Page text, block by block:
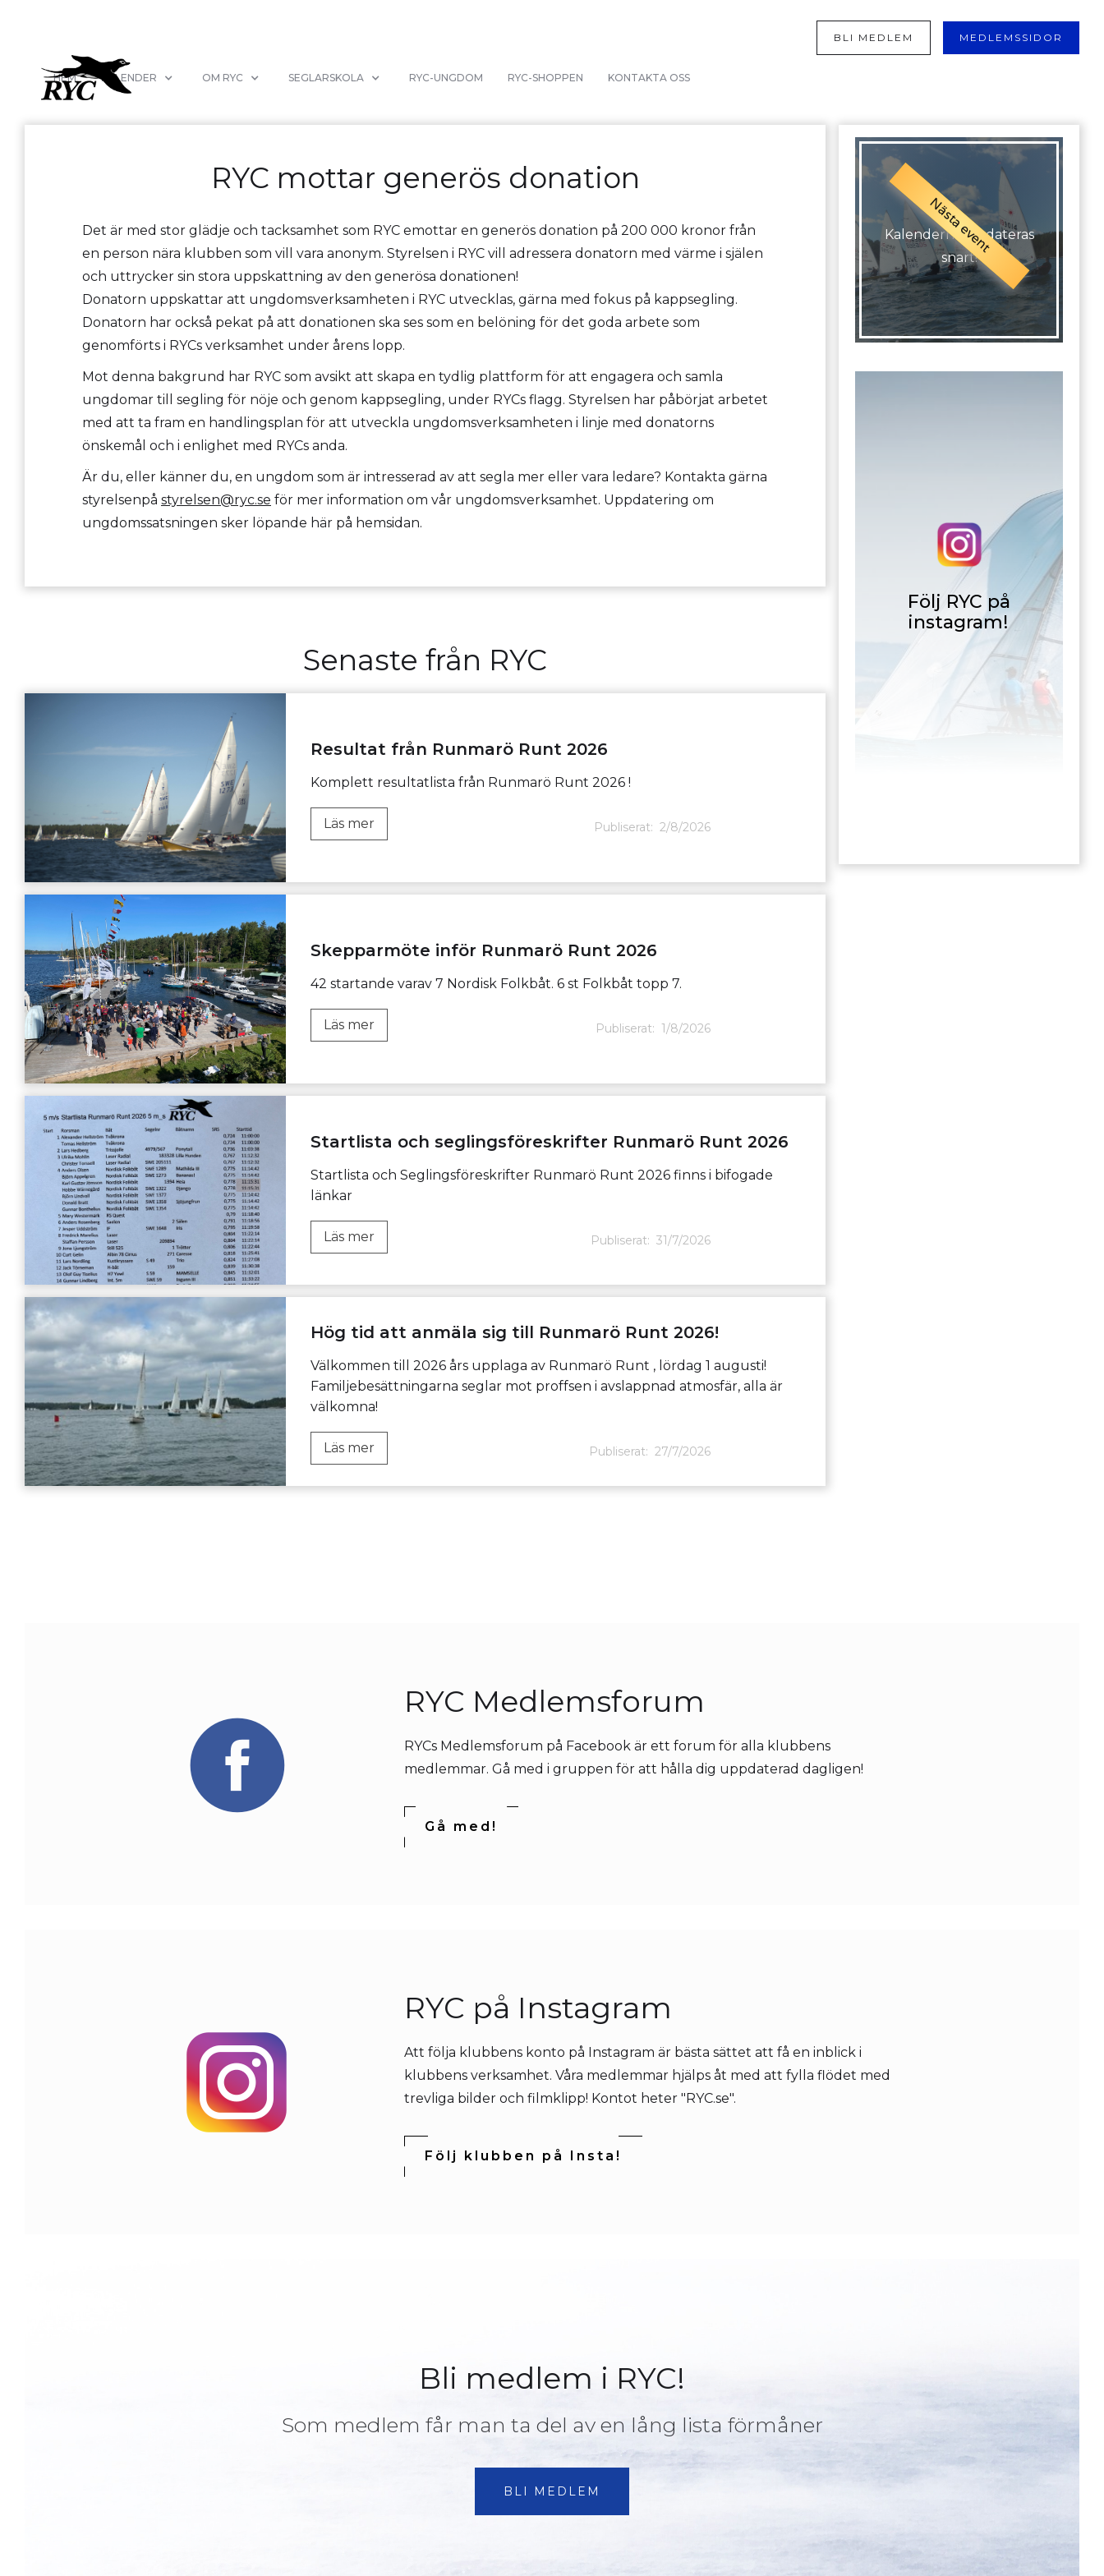
BLI MEDLEM MEDLEMSSIDOR
HEM KALENDER OM RYC SEGLARSKOLA RYC-UNGDOM RYC-SHOPPEN KONTAKTA OSS
RYC mottar generös donation
Det är med stor glädje och tacksamhet som RYC emottar en generös donation på 200 000 kronor från
en person nära klubben som vill vara anonym. Styrelsen i RYC vill adressera donatorn med värme i själen
och uttrycker sin stora uppskattning av den generösa donationen!
Donatorn uppskattar att ungdomsverksamheten i RYC utvecklas, gärna med fokus på kappsegling.
Donatorn har också pekat på att donationen ska ses som en belöning för det goda arbete som
genomförts i RYCs verksamhet under årens lopp.
Mot denna bakgrund har RYC som avsikt att skapa en tydlig plattform för att engagera och samla
ungdomar till segling för nöje och genom kappsegling, under RYCs flagg. Styrelsen har påbörjat arbetet
med att ta fram en handlingsplan för att utveckla ungdomsverksamheten i linje med donatorns
önskemål och i enlighet med RYCs anda.
Är du, eller känner du, en ungdom som är intresserad av att segla mer eller vara ledare? Kontakta gärna
styrelsenpå styrelsen@ryc.se för mer information om vår ungdomsverksamhet. Uppdatering om
ungdomssatsningen sker löpande här på hemsidan.
Nästa event
Kalendern uppdateras
snart!
Följ RYC på
instagram!
Senaste från RYC
Resultat från Runmarö Runt 2026
Komplett resultatlista från Runmarö Runt 2026 !
Läs mer Publiserat: 2/8/2026
Skepparmöte inför Runmarö Runt 2026
42 startande varav 7 Nordisk Folkbåt. 6 st Folkbåt topp 7.
Läs mer Publiserat: 1/8/2026
Startlista och seglingsföreskrifter Runmarö Runt 2026
Startlista och Seglingsföreskrifter Runmarö Runt 2026 finns i bifogade
länkar
Läs mer Publiserat: 31/7/2026
Hög tid att anmäla sig till Runmarö Runt 2026!
Välkommen till 2026 års upplaga av Runmarö Runt , lördag 1 augusti!
Familjebesättningarna seglar mot proffsen i avslappnad atmosfär, alla är
välkomna!
Läs mer Publiserat: 27/7/2026
RYC Medlemsforum
RYCs Medlemsforum på Facebook är ett forum för alla klubbens
medlemmar. Gå med i gruppen för att hålla dig uppdaterad dagligen!
Gå med!
RYC på Instagram
Att följa klubbens konto på Instagram är bästa sättet att få en inblick i
klubbens verksamhet. Våra medlemmar hjälps åt med att fylla flödet med
trevliga bilder och filmklipp! Kontot heter "RYC.se".
Följ klubben på Insta!
Bli medlem i RYC!
Som medlem får man ta del av en lång lista förmåner
BLI MEDLEM